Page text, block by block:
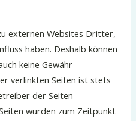
externen Websites Dritter,
haben. Deshalb können
keine Gewähr
verlinkten Seiten ist stets
der Seiten
wurden zum Zeitpunkt